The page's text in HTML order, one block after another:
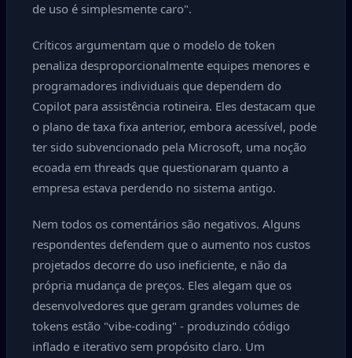
de uso é simplesmente caro".
Críticos argumentam que o modelo de token
penaliza desproporcionalmente equipes menores e
programadores individuais que dependem do
Copilot para assistência rotineira. Eles destacam que
o plano de taxa fixa anterior, embora acessível, pode
ter sido subvencionado pela Microsoft, uma noção
ecoada em threads que questionaram quanto a
empresa estava perdendo no sistema antigo.
Nem todos os comentários são negativos. Alguns
respondentes defendem que o aumento nos custos
projetados decorre do uso ineficiente, e não da
própria mudança de preços. Eles alegam que os
desenvolvedores que geram grandes volumes de
tokens estão "vibe-coding" - produzindo código
inflado e iterativo sem propósito claro. Um